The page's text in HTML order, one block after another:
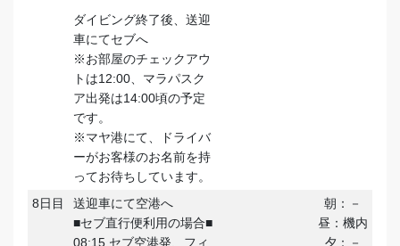
ダイビング終了後、送迎
車にてセブへ
※お部屋のチェックアウ
トは12:00、マラパスク
ア出発は14:00頃の予定
です。
※マヤ港にて、ドライバ
ーがお客様のお名前を持
ってお待ちしています。
8日目
送迎車にて空港へ
■セブ直行便利用の場合■
08:15 セブ空港発、フィ
朝：－
昼：機内
夕：－